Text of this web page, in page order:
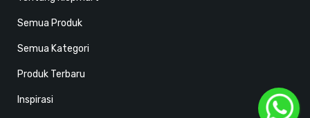
Semua Produk
Semua Kategori
Produk Terbaru
Inspirasi